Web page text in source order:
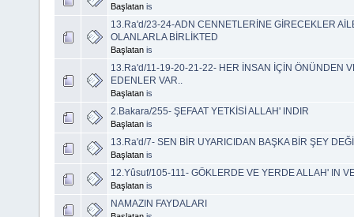
Başlatan is
13.Ra'd/23-24-ADN CENNETLERİNE GİRECEKLER
OLANLARLA BİRLİKTED
Başlatan is
13.Ra'd/11-19-20-21-22- HER İNSAN İÇİN ÖNÜNDEN
EDENLER VAR..
Başlatan is
2.Bakara/255- ŞEFAAT YETKİSİ ALLAH' INDIR
Başlatan is
13.Ra'd/7- SEN BİR UYARICIDAN BAŞKA BİR ŞEY
Başlatan is
12.Yûsuf/105-111- GÖKLERDE VE YERDE ALLAH' IN
Başlatan is
NAMAZIN FAYDALARI